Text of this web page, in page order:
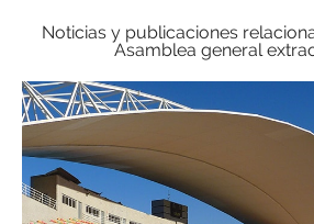
Noticias y publicaciones
Asamblea general